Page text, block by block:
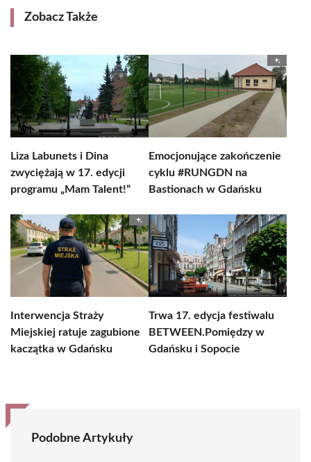
Zobacz Także
Liza Labunets i Dina
zwyciężają w 17. edycji
programu „Mam Talent!”
Emocjonujące zakończenie
cyklu #RUNGDN na
Bastionach w Gdańsku
Interwencja Straży
Miejskiej ratuje zagubione
kaczątka w Gdańsku
Trwa 17. edycja festiwalu
BETWEEN.Pomiędzy w
Gdańsku i Sopocie
Podobne Artykuły